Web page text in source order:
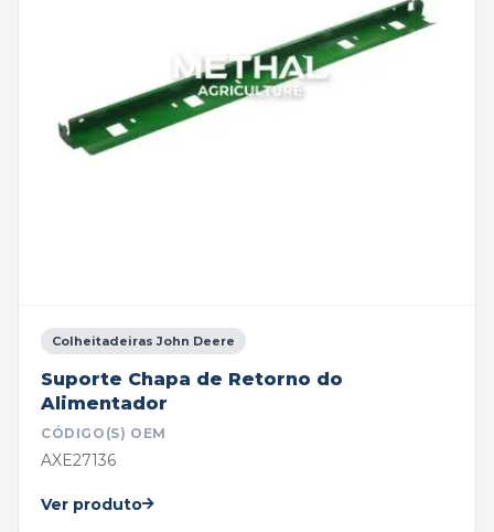
Colheitadeiras John Deere
Suporte Chapa de Retorno do
Alimentador
CÓDIGO(S) OEM
AXE27136
Ver produto